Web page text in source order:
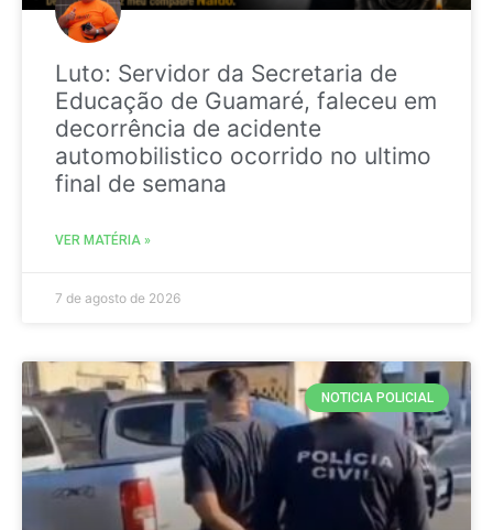
Luto: Servidor da Secretaria de
Educação de Guamaré, faleceu em
decorrência de acidente
automobilistico ocorrido no ultimo
final de semana
VER MATÉRIA »
7 de agosto de 2026
NOTICIA POLICIAL